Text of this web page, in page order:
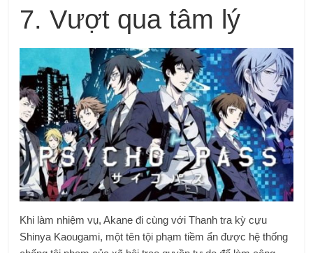
7. Vượt qua tâm lý
Khi làm nhiệm vụ, Akane đi cùng với Thanh tra kỳ cựu
Shinya Kaougami, một tên tội phạm tiềm ẩn được hệ thống